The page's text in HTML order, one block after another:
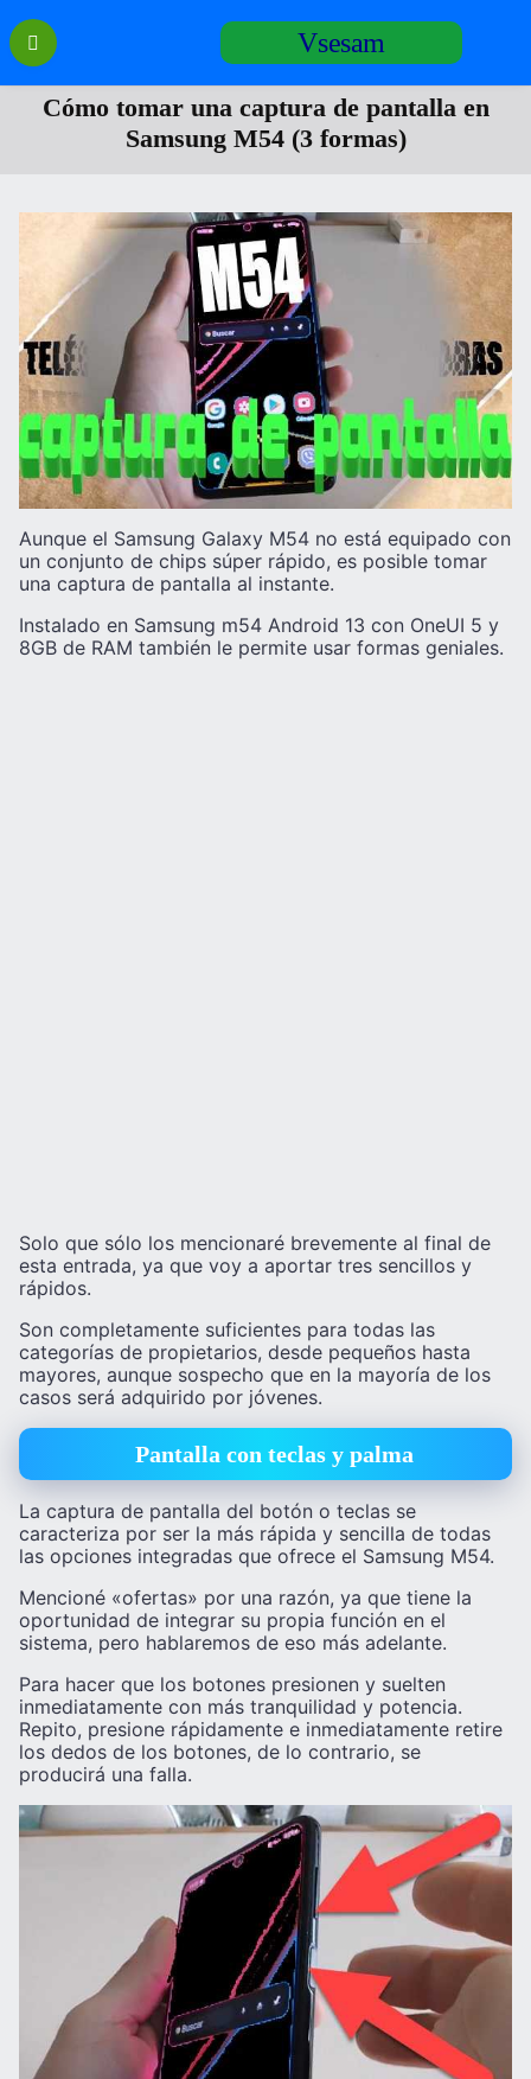
Перейти
содержанию
Vsesam
Cómo tomar una captura de pantalla en
Samsung M54 (3 formas)
Aunque el Samsung Galaxy M54 no está equipado con
un conjunto de chips súper rápido, es posible tomar
una captura de pantalla al instante.
Instalado en Samsung m54 Android 13 con OneUI 5 y
8GB de RAM también le permite usar formas geniales.
Solo que sólo los mencionaré brevemente al final de
esta entrada, ya que voy a aportar tres sencillos y
rápidos.
Son completamente suficientes para todas las
categorías de propietarios, desde pequeños hasta
mayores, aunque sospecho que en la mayoría de los
casos será adquirido por jóvenes.
Pantalla con teclas y palma
La captura de pantalla del botón o teclas se
caracteriza por ser la más rápida y sencilla de todas
las opciones integradas que ofrece el Samsung M54.
Mencioné «ofertas» por una razón, ya que tiene la
oportunidad de integrar su propia función en el
sistema, pero hablaremos de eso más adelante.
Para hacer que los botones presionen y suelten
inmediatamente con más tranquilidad y potencia.
Repito, presione rápidamente e inmediatamente retire
los dedos de los botones, de lo contrario, se
producirá una falla.